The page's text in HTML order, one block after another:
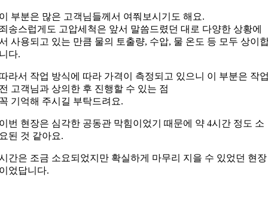
부분은 많은 고객님들께서 여쭤보시기도 해요.
송스럽게도 고압세척은 앞서 말씀드렸던 대로 다양한 상황에
사용되고 있는 만큼 물의 토출량, 수압, 물 온도 등 모두 상이
다.
라서 작업 방식에 따라 가격이 측정되고 있으니 이 부분은 작
고객님과 상의한 후 진행할 수 있는 점
기억해 주시길 부탁드려요.
번 현장은 심각한 공동관 막힘이었기 때문에 약 4시간 정도 소
된 것 같아요.
간은 조금 소요되었지만 확실하게 마무리 지을 수 있었던 현장
었답니다.